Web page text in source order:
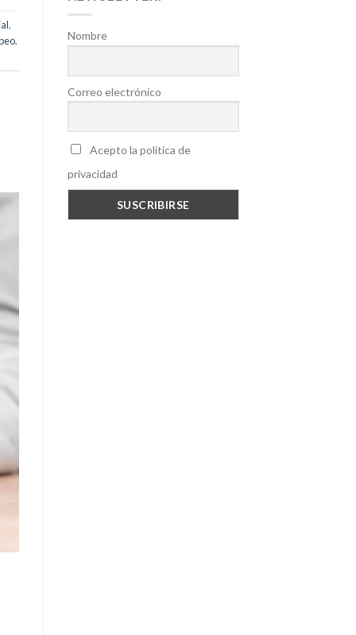
,
,
Nombre
Correo electrónico
Acepto la política de
privacidad